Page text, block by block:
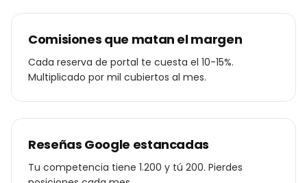
Comisiones que matan el margen
Cada reserva de portal te cuesta el 10-15%.
Multiplicado por mil cubiertos al mes.
Reseñas Google estancadas
Tu competencia tiene 1.200 y tú 200. Pierdes